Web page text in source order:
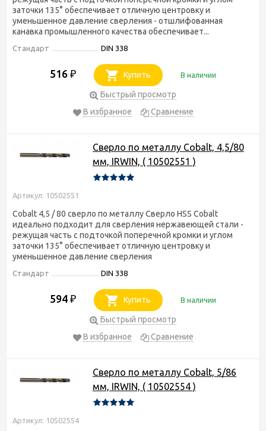
заточки 135° обеспечивает отличную центровку и
уменьшенное давление сверления - отшлифованная
канавка промышленного качества обеспечивает...
Стандарт DIN 338
516 ₽ Купить В наличии
Быстрый просмотр
В избранное
Сравнение
Сверло по металлу Cobalt, 4,5/80
мм, IRWIN, ( 10502551 )
Артикул: 10502551
Cobalt 4,5 / 80 сверло по металлу Сверло HSS Cobalt
идеально подходит для сверления нержавеющей стали -
режущая часть с подточкой поперечной кромки и углом
заточки 135° обеспечивает отличную центровку и
уменьшенное давление сверления
Стандарт DIN 338
594 ₽ Купить В наличии
Быстрый просмотр
В избранное
Сравнение
Сверло по металлу Cobalt, 5/86
мм, IRWIN, ( 10502554 )
Артикул: 10502554